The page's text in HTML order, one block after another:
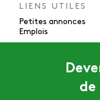
LIENS UTILES
Petites annonces
Emplois
de